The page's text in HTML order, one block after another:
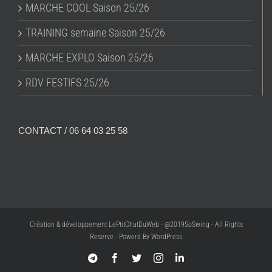
MARCHE COOL Saison 25/26
TRAINING semaine Saison 25/26
MARCHE EXPLO Saison 25/26
RDV FESTIFS 25/26
CONTACT / 06 64 03 25 58
Création & développement LePtitChatDuWeb - @2019SoSwing - All Rights
Reserve - Powerd By WordPress
TelegramFacebook
TwitterInstagramLinkedIn